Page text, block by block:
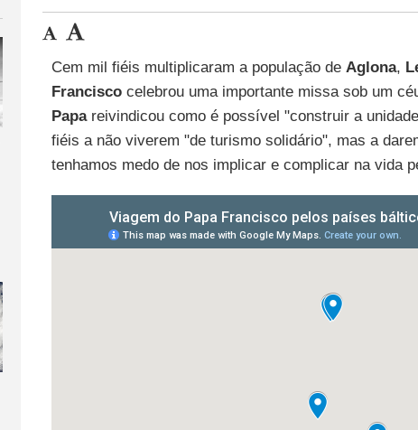
Cem mil fiéis multiplicaram a população de Aglona,
Franciscocelebrou uma importante missa sob um
Papareivindicou como é possível "construir a
fiéis a não viverem "de turismo solidário", mas a
tenhamos medo de nos implicar e complicar na vida